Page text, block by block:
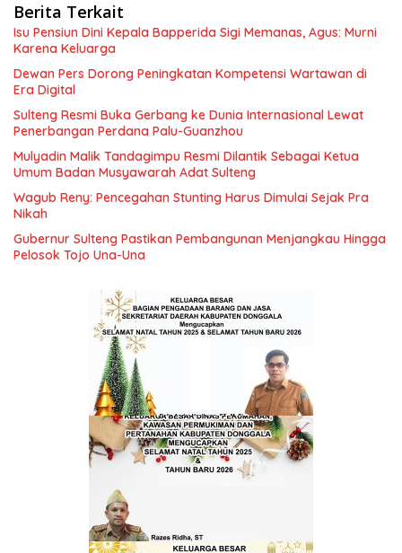
Berita Terkait
Isu Pensiun Dini Kepala Bapperida Sigi Memanas, Agus: Murni
Karena Keluarga
Dewan Pers Dorong Peningkatan Kompetensi Wartawan di
Era Digital
Sulteng Resmi Buka Gerbang ke Dunia Internasional Lewat
Penerbangan Perdana Palu-Guanzhou
Mulyadin Malik Tandagimpu Resmi Dilantik Sebagai Ketua
Umum Badan Musyawarah Adat Sulteng
Wagub Reny: Pencegahan Stunting Harus Dimulai Sejak Pra
Nikah
Gubernur Sulteng Pastikan Pembangunan Menjangkau Hingga
Pelosok Tojo Una-Una